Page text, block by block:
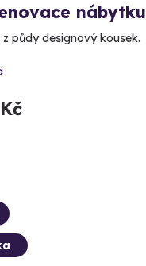
nábytku
půdy designový kousek.